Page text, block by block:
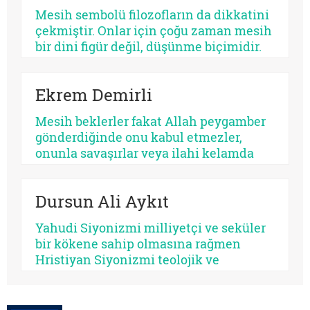
bazısı sertleştirir. Bazısı dayanıklılık
üretir, bazısı düşmanlık.
Mesih sembolü filozofların da dikkatini
çekmiştir. Onlar için çoğu zaman mesih
bir dini figür değil, düşünme biçimidir.
onun çoktan sekülerleştiğini ve modern
savunur.
Ekrem Demirli
Mesih beklerler fakat Allah peygamber
gönderdiğinde onu kabul etmezler,
onunla savaşırlar veya ilahi kelamda
için de bunu düşünmek mümkündür:
Beklediklerini iddia ettikleri kurtarıcı
gelse onu da tanımayacaklardır.
Dursun Ali Aykıt
Yahudi Siyonizmi milliyetçi ve seküler
bir kökene sahip olmasına rağmen
Hristiyan Siyonizmi teolojik ve